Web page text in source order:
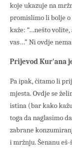
koje ukazuje na
promislimo li bolje
kaže: “…nešto
vas…” Ni ovdje
Prijevod Kur'ana
Pa ipak, čitamo li
mjesta. Ovdje se
istina (bar kako
toga da naglasimo
zabrane
i mržnju. Šenanu